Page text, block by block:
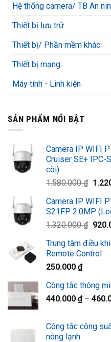
Hệ thống camera/ TB An
Thiết bị lưu trữ
Thiết bị/ Phần mềm khác
Thiết bị mạng
Máy tính - Linh kiện
SẢN PHẨM NỔI BẬT
Camera IP WIFI
Cruiser SE+ IPC-
còi)
1.580.000₫ Giá
là:
Camera IP WIFI
S21FP 2.0MP
1.320.000₫ Giá
là:
Trung tâm điều
Remote Control
250.000 ₫
Công tắc thông
440.000 ₫–
Công tắc công
nóng lạnh